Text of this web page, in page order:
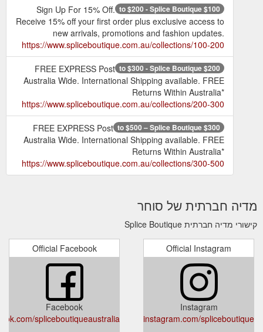
$100 to $200 - Splice Boutique
Sign Up For 15% Off.
Receive 15% off your first order plus exclusive access to
new arrivals, promotions and fashion updates.
https://www.spliceboutique.com.au/collections/100-200
$200 to $300 - Splice Boutique
FREE EXPRESS Post
Australia Wide. International Shipping available. FREE
Returns Within Australia*
https://www.spliceboutique.com.au/collections/200-300
$300 to $500 – Splice Boutique
FREE EXPRESS Post
Australia Wide. International Shipping available. FREE
Returns Within Australia*
https://www.spliceboutique.com.au/collections/300-500
מדיה חברתית של סוחר
קישורי מדיה חברתית Splice Boutique
Official Facebook
Facebook
spliceboutiqueaustralia/
Official Instagram
Instagram
instagram.com/spliceboutique/